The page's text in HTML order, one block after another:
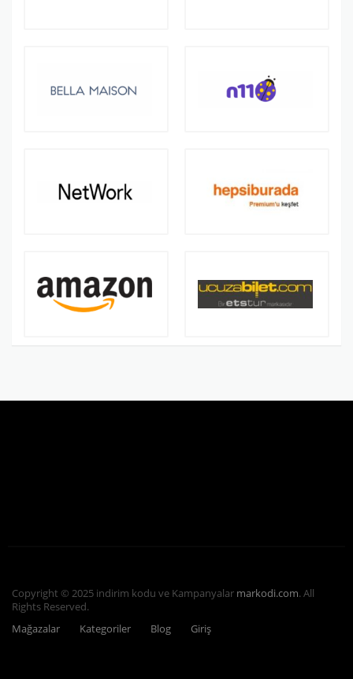
Copyright © 2025 indirim kodu ve Kampanyalar markodi.com. All
Rights Reserved.
Mağazalar
Kategoriler Blog Giriş